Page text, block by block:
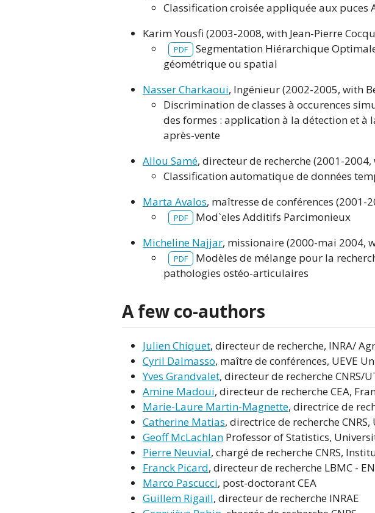
Classification croisée appliquée aux puces
Karim Yousfi (2003-2008, with Jean-Pierre
PDF
Segmentation Hiérarchique
géométrique ou spatial
Nasser Charkaoui, Ingénieur (2002-2005, with
Discrimination de classes à occurences
des formes : application à la détection et à
après-vente
Allou Samé, directeur de recherche (2001-
Classification automatique de données
Marta Avalos, maîtresse de conférences (2001-
PDF
Mod`eles Additifs Parcimonieux
Micheline Najjar, missionaire (2000-mai 2004,
PDF
Modèles de mélange pour la
pathologies ostéo-articulaires
A few co-authors
Julien Chiquet, directeur de recherche, INRA/
Cyril Dalmasso, maître de conférences, UEVE
Yves Grandvalet, directeur de recherche CNRS/
Amine Madoui, directeur de recherche CEA,
Marie-Laure Martin-Magnette, directrice de
Catherine Matias, directrice de recherche
Geoff McLachlan Professor of Statistics,
Pierre Neuvial, chargé de recherche CNRS,
Franck Picard, directeur de recherche LBMC -
Marco Pascucci, post-doctorant CEA
Guillem Rigaïll, directeur de recherche INRAE